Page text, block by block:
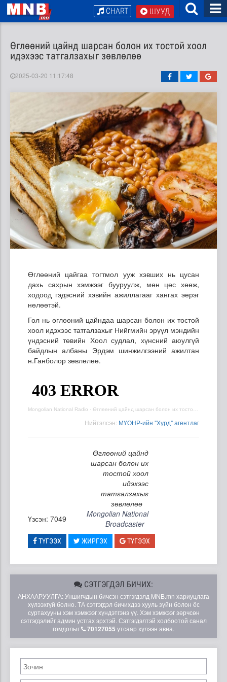
ШУУД
CHART
Өглөөний цайнд шарсан болон их тостой хоол
идэхээс татгалзахыг зөвлөлөө
2025-03-20 11:17:48
Өглөөний цайгаа тогтмол ууж хэвших нь цусан
дахь сахрын хэмжээг бууруулж, мөн цөс хөөж,
ходоод гэдэсний хэвийн ажиллагааг хангах эерэг
нөлөөтэй.
Гол нь өглөөний цайндаа шарсан болон их тостой
хоол идэхээс татгалзахыг Нийгмийн эрүүл мэндийн
үндэсний төвийн Хоол судлал, хүнсний аюулгүй
байдлын албаны Эрдэм шинжилгээний ажилтан
н.Ганболор зөвлөлөө.
Mongolian National Radio · Өглөөний цайнд шарсан болон их тостой хоол идэхээс татгалзахыг зөвлөлөө
Нийтэлсэн: МҮОНР-ийн "Хурд" агентлаг
Өглөөний цайнд
шарсан болон их
тостой хоол
идэхээс
татгалзахыг
зөвлөлөө
Үзсэн: 7049
Mongolian National
Broadcaster
ТҮГЭЭХ ЖИРГЭХ ТҮГЭЭХ
СЭТГЭГДЭЛ БИЧИХ:
АНХААРУУЛГА: Уншигчдын бичсэн сэтгэгдэлд MNB.mn хариуцлага
хүлээхгүй болно. ТА сэтгэгдэл бичихдээ хууль зүйн болон ёс
суртахууны хэм хэмжээг хүндэтгэнэ үү. Хэм хэмжээг зөрчсөн
сэтгэгдэлийг админ устгах эрхтэй. Сэтгэгдэлтэй холбоотой санал
гомдолыг
70127055 утсаар хүлээн авна.